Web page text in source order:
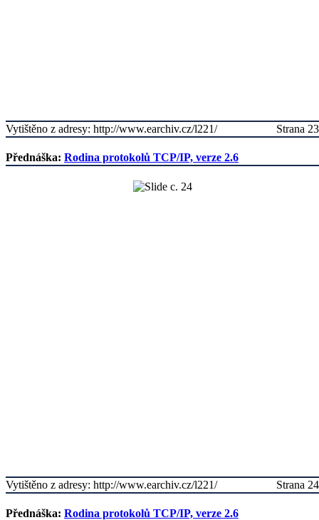
Strana 23
Vytištěno z adresy: http://www.earchiv.cz/l221/
Přednáška: Rodina protokolů TCP/IP, verze 2.6
Strana 24
Vytištěno z adresy: http://www.earchiv.cz/l221/
Přednáška: Rodina protokolů TCP/IP, verze 2.6